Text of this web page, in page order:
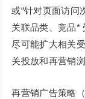
或“针对页面访问
关联品类、竞品*
尽可能扩大相关
关投放和再营销
再营销广告策略